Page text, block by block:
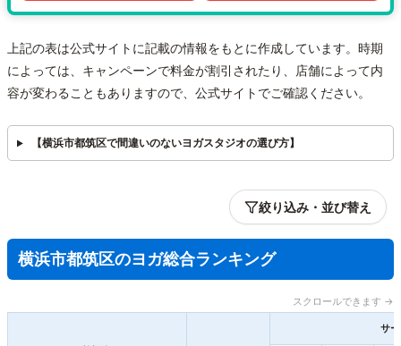
上記の表は公式サイトに記載の情報をもとに作成しています。時期
によっては、キャンペーンで料金が割引されたり、店舗によって内
容が変わることもありますので、公式サイトでご確認ください。
【横浜市都筑区で間違いのないヨガスタジオの選び方】
絞り込み・並び替え
横浜市都筑区のヨガ総合ランキング
スクロールできます →
サ